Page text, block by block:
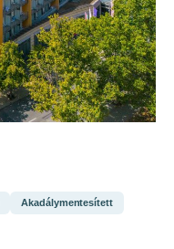
Akadálymentesített